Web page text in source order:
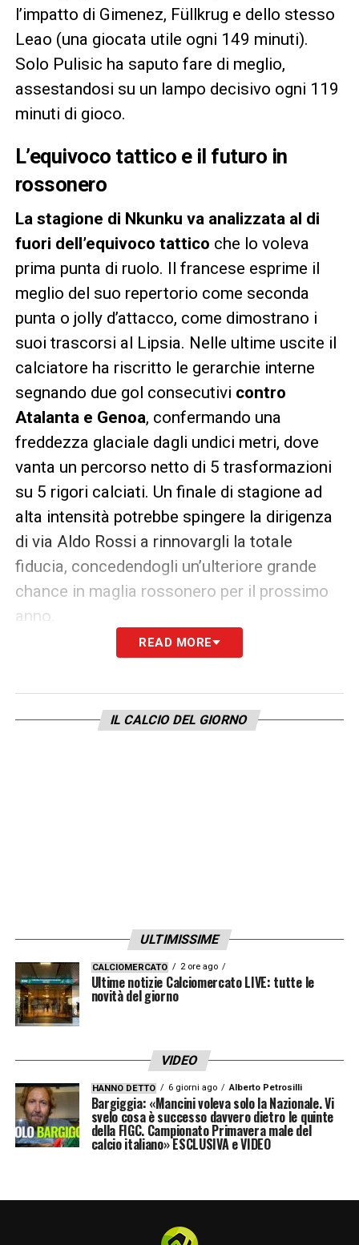
l’impatto di Gimenez, Füllkrug e dello stesso
Leao (una giocata utile ogni 149 minuti).
Solo Pulisic ha saputo fare di meglio,
assestandosi su un lampo decisivo ogni 119
minuti di gioco.
L’equivoco tattico e il futuro in
rossonero
La stagione di Nkunku va analizzata al di
fuori dell’equivoco tattico che lo voleva
prima punta di ruolo. Il francese esprime il
meglio del suo repertorio come seconda
punta o jolly d’attacco, come dimostrano i
suoi trascorsi al Lipsia. Nelle ultime uscite il
calciatore ha riscritto le gerarchie interne
segnando due gol consecutivi contro
Atalanta e Genoa, confermando una
freddezza glaciale dagli undici metri, dove
vanta un percorso netto di 5 trasformazioni
su 5 rigori calciati. Un finale di stagione ad
alta intensità potrebbe spingere la dirigenza
di via Aldo Rossi a rinnovargli la totale
fiducia, concedendogli un’ulteriore grande
chance in maglia rossonero per il prossimo
anno.
Il palloncino come dedica speciale al figlio
L’esultanza iconica di Christopher Nkunku,
che gonfia un palloncino rosso dopo ogni
squadra», ha spiegato il calciatore.
LA PLAYLIST DELLE NOSTRE TOP NEWS
READ MORE
IL CALCIO DEL GIORNO
ULTIMISSIME
CALCIOMERCATO 2 ore ago
Ultime notizie Calciomercato LIVE: tutte le
novità del giorno
VIDEO
HANNO DETTO 6 giorni ago Alberto Petrosilli
Bargiggia: «Mancini voleva solo la Nazionale. Vi
svelo cosa è successo davvero dietro le quinte
della FIGC. Campionato Primavera male del
calcio italiano» ESCLUSIVA e VIDEO